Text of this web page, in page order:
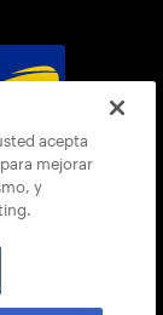
acepta
mejorar
y